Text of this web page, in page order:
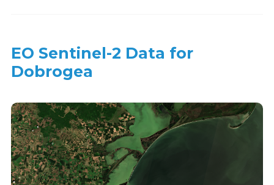
EO Sentinel-2 Data for
Dobrogea